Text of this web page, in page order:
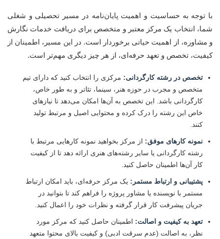
با توجه به حساسیت و اهمیت پایان‌نامه در مسیر تحصیلی و شغلی
شما، انتخاب یک مرکز معتبر و متخصص برای دریافت خدمات نگارش
و مشاوره، از اهمیت حیاتی برخوردار است. در این مسیر، اطمینان از
کیفیت، تخصص و تعهد حرفه‌ای، از هر چیز دیگری مهم‌تر است.
تخصص در رشته کارگردانی: مرکزی را انتخاب کنید که دارای تیم
متخصص و مجرب در حوزه هنر، سینما، تئاتر و به طور خاص،
کارگردانی باشد. این تخصص به آن‌ها امکان می‌دهد تا نیازهای
خاص این رشته را درک کرده و محتوایی اصیل و مرتبط تولید
کنند.
نمونه کارهای موفق: از مرکز بخواهید نمونه کارهایی مرتبط با
رشته کارگردانی یا سایر رشته‌های هنری ارائه دهد تا از کیفیت
کار آن‌ها اطمینان حاصل کنید.
پشتیبانی و ارتباط مستمر: یک مرکز حرفه‌ای، باید امکان ارتباط
مستمر با نویسنده یا مشاور پروژه را فراهم کند تا بتوانید در
جریان پیشرفت کار قرار گرفته و نظرات خود را اعمال کنید.
تعهد به کیفیت و اصالت: اطمینان حاصل کنید که مرکز مورد
نظر، به اصالت (عدم سرقت ادبی) و کیفیت بالای محتوا متعهد